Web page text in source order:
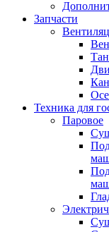
Запчасти
Техника для
Паровое